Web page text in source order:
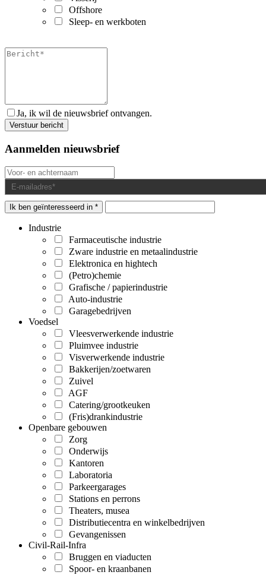
Offshore
Sleep- en werkboten
Ja, ik wil de nieuwsbrief ontvangen.
Aanmelden nieuwsbrief
Ik ben geïnteresseerd in *
Industrie
Farmaceutische industrie
Zware industrie en metaalindustrie
Elektronica en hightech
(Petro)chemie
Grafische / papierindustrie
Auto-industrie
Garagebedrijven
Voedsel
Vleesverwerkende industrie
Pluimvee industrie
Visverwerkende industrie
Bakkerijen/zoetwaren
Zuivel
AGF
Catering/grootkeuken
(Fris)drankindustrie
Openbare gebouwen
Zorg
Onderwijs
Kantoren
Laboratoria
Parkeergarages
Stations en perrons
Theaters, musea
Distributiecentra en winkelbedrijven
Gevangenissen
Civil-Rail-Infra
Bruggen en viaducten
Spoor- en kraanbanen